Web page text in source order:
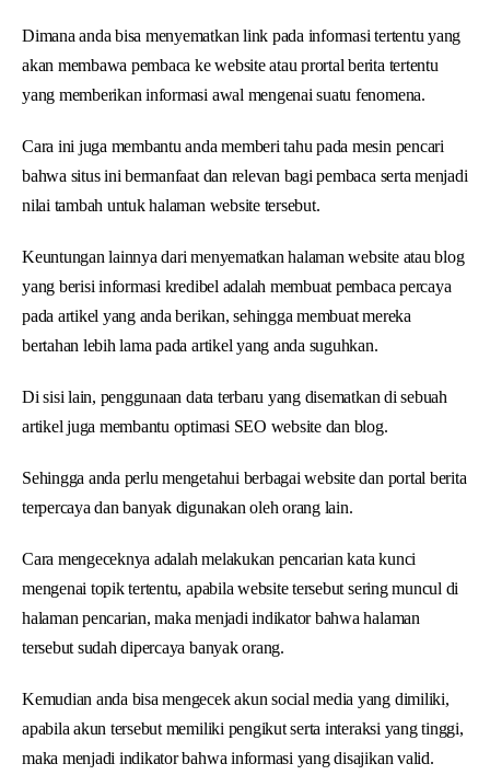
Dimana anda bisa menyematkan link pada informasi tertentu yang
akan membawa pembaca ke website atau prortal berita tertentu
yang memberikan informasi awal mengenai suatu fenomena.
Cara ini juga membantu anda memberi tahu pada mesin pencari
bahwa situs ini bermanfaat dan relevan bagi pembaca serta menjadi
nilai tambah untuk halaman website tersebut.
Keuntungan lainnya dari menyematkan halaman website atau blog
yang berisi informasi kredibel adalah membuat pembaca percaya
pada artikel yang anda berikan, sehingga membuat mereka
bertahan lebih lama pada artikel yang anda suguhkan.
Di sisi lain, penggunaan data terbaru yang disematkan di sebuah
artikel juga membantu optimasi SEO website dan blog.
Sehingga anda perlu mengetahui berbagai website dan portal berita
terpercaya dan banyak digunakan oleh orang lain.
Cara mengeceknya adalah melakukan pencarian kata kunci
mengenai topik tertentu, apabila website tersebut sering muncul di
halaman pencarian, maka menjadi indikator bahwa halaman
tersebut sudah dipercaya banyak orang.
Kemudian anda bisa mengecek akun social media yang dimiliki,
apabila akun tersebut memiliki pengikut serta interaksi yang tinggi,
maka menjadi indikator bahwa informasi yang disajikan valid.